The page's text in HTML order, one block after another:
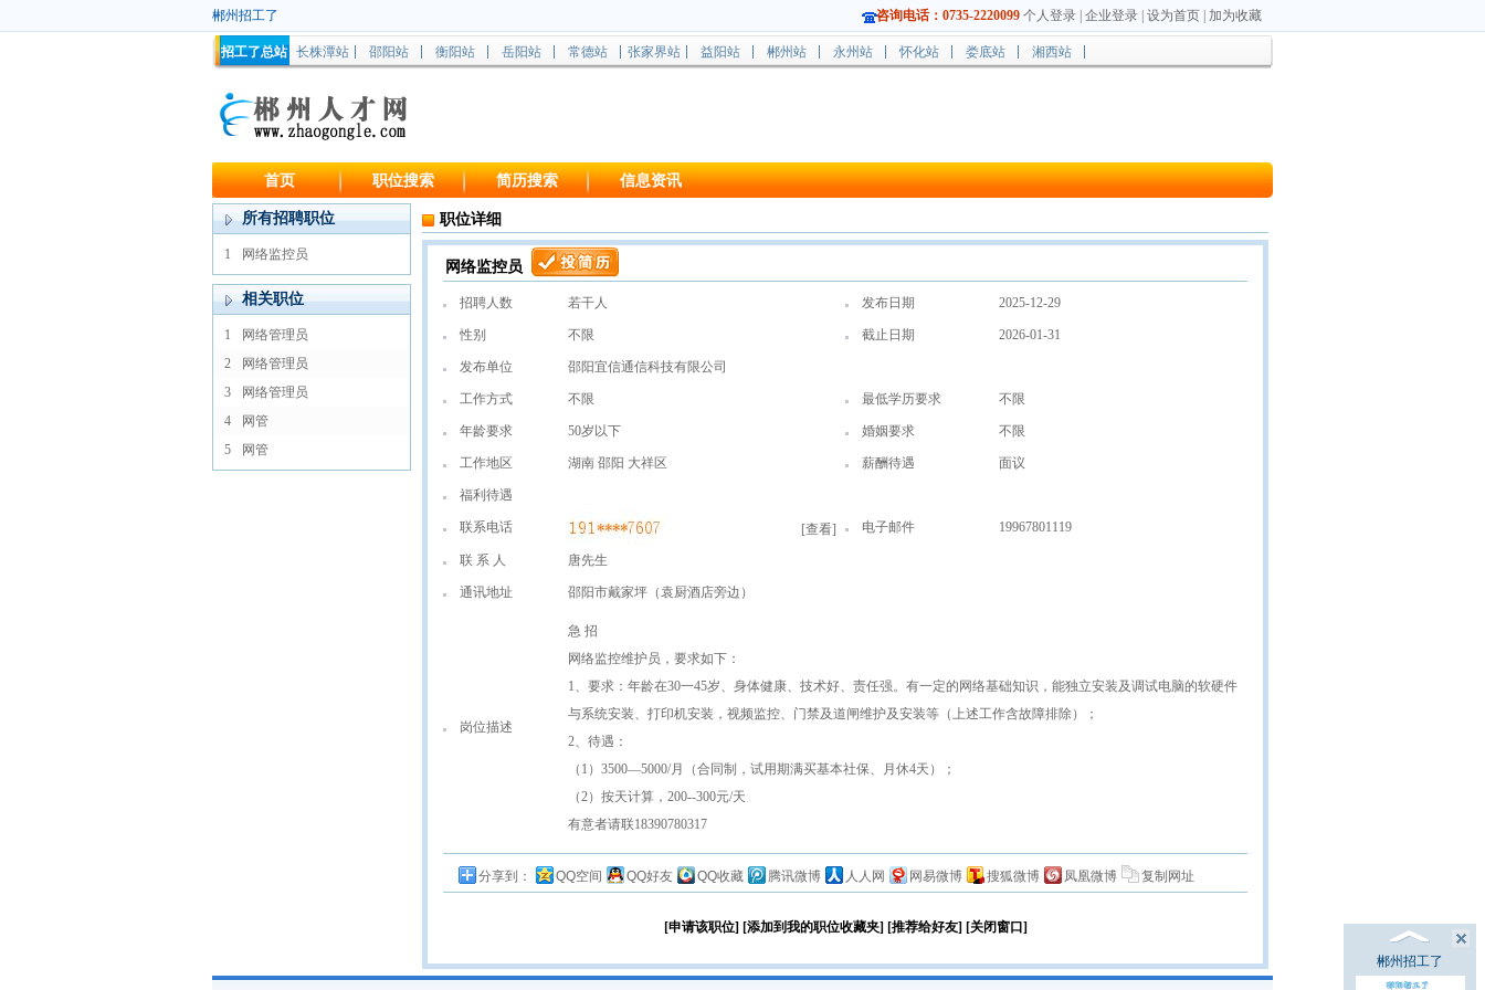
郴州招工了 咨询电话：0735-2220099 个人登录 企业登录 设为首页 加为收藏
招工了总站 长株潭站 邵阳站 衡阳站 岳阳站 常德站 张家界站 益阳站 郴州站 永州站 怀化站 娄底站 湘西站
首页 职位搜索 简历搜索 信息资讯
所有招聘职位
1 网络监控员
相关职位
1
网络管理员
2
网络管理员
3
网络管理员
4
网管
5
网管
职位详细
网络监控员
招聘人数 若干人 发布日期 2025-12-29
性别 不限 截止日期 2026-01-31
发布单位 邵阳宜信通信科技有限公司
工作方式 不限 最低学历要求 不限
年龄要求 50岁以下 婚姻要求 不限
工作地区 湖南 邵阳 大祥区 薪酬待遇 面议
福利待遇
联系电话 [查看] 电子邮件 19967801119
联 系 人 唐先生
通讯地址 邵阳市戴家坪（袁厨酒店旁边）
岗位描述
急 招
网络监控维护员，要求如下：
1、要求：年龄在30一45岁、身体健康、技术好、责任强。有一定的网络基础知识，能独立安装及调试电脑的软硬件
与系统安装、打印机安装，视频监控、门禁及道闸维护及安装等（上述工作含故障排除）；
2、待遇：
（1）3500—5000/月（合同制，试用期满买基本社保、月休4天）；
（2）按天计算，200--300元/天
有意者请联18390780317
分享到： QQ空间 QQ好友 QQ收藏 腾讯微博 人人网 网易微博 搜狐微博 凤凰微博 复制网址
[申请该职位] [添加到我的职位收藏夹] [推荐给好友] [关闭窗口]
郴州招工了